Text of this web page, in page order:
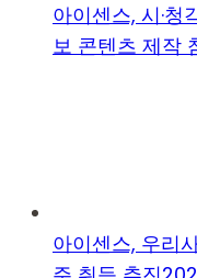
아이센스, 시·
보 콘텐츠 제작
아이센스, 우리